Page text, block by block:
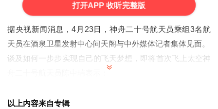
打开APP 收听完整版
据央视新闻消息，4月23日，神舟二十号航天员乘组3名航
天员在酒泉卫星发射中心问天阁与中外媒体记者集体见面。
谈及如何一步步实现自己的飞天梦想，即将首次飞上太空神
到祖国航空航天事业的发展，带给我们无限的自豪。有时
以上内容来自专辑